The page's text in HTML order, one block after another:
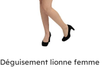
Déguisement lionne femme